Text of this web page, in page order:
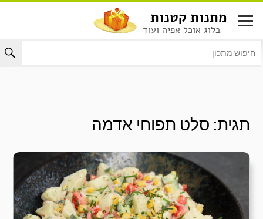
לתוכן
מתנות קטנות
בלוג אוכל אפיה ועוד
תגית: סלט תפוחי אדמה